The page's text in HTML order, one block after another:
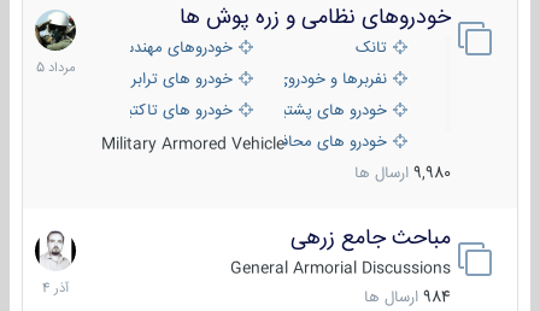
خودروهای نظامی و زره پوش ها
تانک
خودروهای مهندسی
نفربرها و خودروی های رزمی پیاده نظام
خودرو های ترابری نظامی
خودرو های پشتیبانی آتش ، شناسایی و ضد تانک
خودرو های تاکتیکی نظامی
خودرو های محافظت شدهMilitary Armored Vehicle
9,980 ارسال ها
2
مرداد
1405
مباحث جامع زرهی
General Armorial Discussions
984 ارسال ها
7
آذر
1404